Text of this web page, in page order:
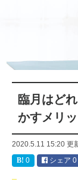
臨月はど
かすメリ
2020.5.11 15:20 更
0
シェア 0